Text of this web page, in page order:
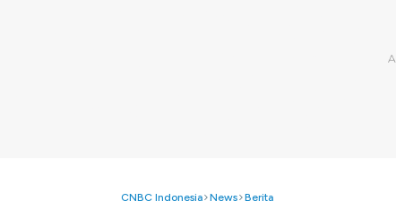
CNBC Indonesia News Berita